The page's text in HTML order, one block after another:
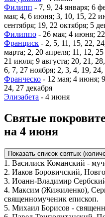
Филипп - 7, 9, 24 января; 6
мая; 4, 6 июня; 3, 10, 15, 22
сентября; 19, 22 октября; 5
Филиппо - 26 мая; 4 июня;
Франциск - 2, 5, 11, 15, 22,
марта; 2, 20 апреля; 11, 12,
21 июля; 9 августа; 20, 21,
6, 7, 27 ноября; 2, 3, 4, 19,
Франческо - 12 мая; 4 июня;
24, 27 декабря
Элизабета - 4 июня
Святые
на 4 июня
Показать список святых
1. Василиск Команский -
2. Иаков Боровичский,
3. Иоанн-Владимир
4. Максим (Жижиленко),
священномученик епископ.
5. Михаил Борисов -